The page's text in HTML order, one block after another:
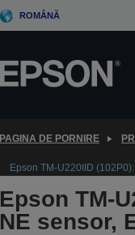
ROMÂNĂ
PAGINA DE PORNIRE
Epson TM-U220IID
Epson TM-
NE sensor,